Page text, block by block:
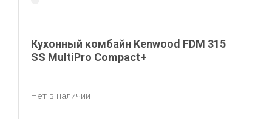
Кухонный комбайн Kenwood FDM 315
SS MultiPro Compact+
Нет в наличии